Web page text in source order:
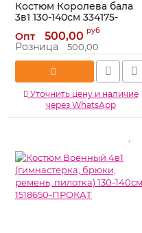
Костюм Королева бала
3в1 130-140см 334175-
Артикул: 334175-ПРОКАТ
Опт 500,00 руб
Розница 500,00
Уточнить цену и наличие
через WhatsApp